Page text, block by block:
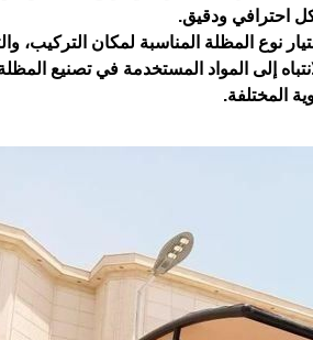
احترافي ودقيق.
نوع المظلة المناسبة لمكان التركيب،
إلى المواد المستخدمة في تصنيع
المختلفة.